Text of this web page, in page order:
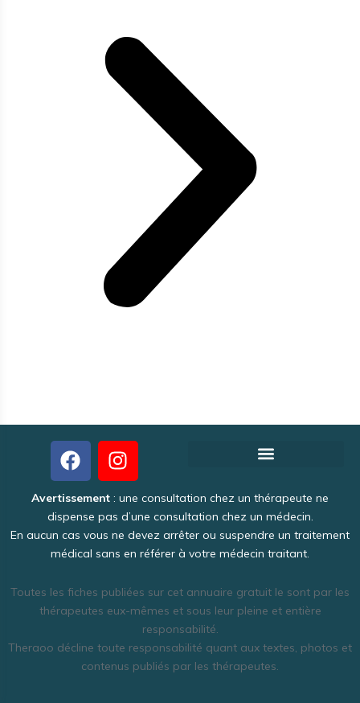
Avertissement : une consultation chez un thérapeute ne
dispense pas d’une consultation chez un médecin.
En aucun cas vous ne devez arrêter ou suspendre un traitement
médical sans en référer à votre médecin traitant.
Toutes les fiches publiées sur cet annuaire gratuit le sont par les
thérapeutes eux-mêmes et sous leur pleine et entière
responsabilité.
Theraoo décline toute responsabilité quant aux textes, photos et
contenus publiés par les thérapeutes.